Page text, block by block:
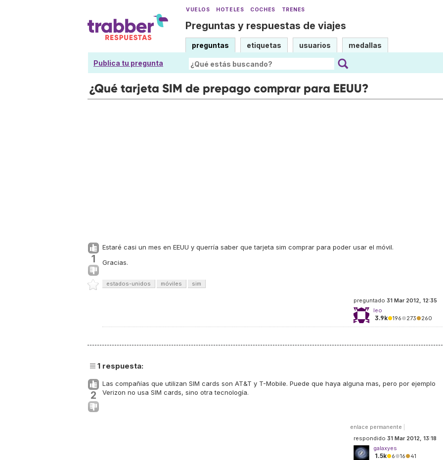
VUELOS HOTELES COCHES TRENES
Preguntas y respuestas de viajes
preguntas etiquetas usuarios medallas
Publica tu pregunta
¿Qué tarjeta SIM de prepago comprar para EEUU?
1
Estaré casi un mes en EEUU y querría saber que tarjeta sim comprar para poder usar el móvil.
Gracias.
estados-unidos móviles sim
preguntado 31 Mar 2012, 12:35
leo
3.9k●196●273●260
1 respuesta:
2
Las compañías que utilizan SIM cards son AT&T y T-Mobile. Puede que haya alguna mas, pero por ejemplo
Verizon no usa SIM cards, sino otra tecnología.
enlace permanente
respondido 31 Mar 2012, 13:18
galaxyes
1.5k●6●16●41